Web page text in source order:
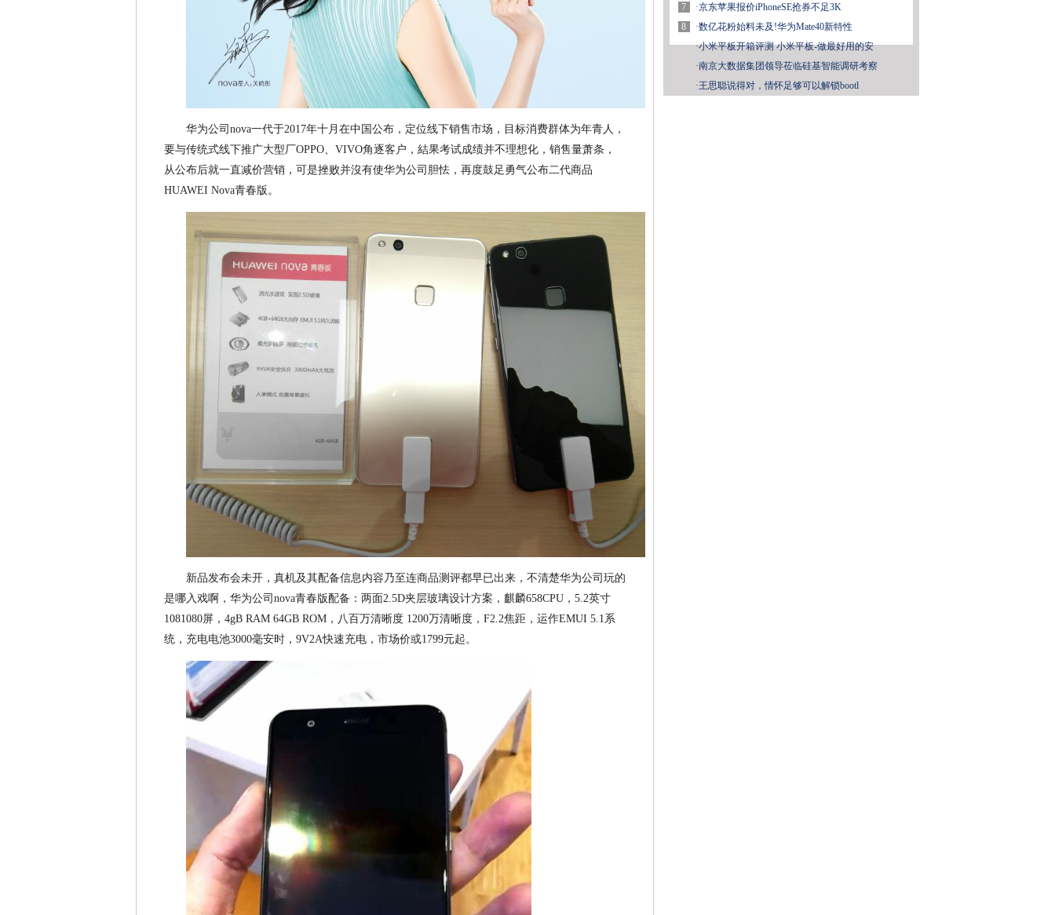
华为公司nova一代于2017年十月在中国公布，定位线下销售市场，目标消费群体为年青人，
要与传统式线下推广大型厂OPPO、VIVO角逐客户，結果考试成绩并不理想化，销售量萧条，
从公布后就一直减价营销，可是挫败并沒有使华为公司胆怯，再度鼓足勇气公布二代商品
HUAWEI Nova青春版。
新品发布会未开，真机及其配备信息内容乃至连商品测评都早已出来，不清楚华为公司玩的
是哪入戏啊，华为公司nova青春版配备：两面2.5D夹层玻璃设计方案，麒麟658CPU，5.2英寸
1081080屏，4gB RAM 64GB ROM，八百万清晰度 1200万清晰度，F2.2焦距，运作EMUI 5.1系
统，充电电池3000毫安时，9V2A快速充电，市场价或1799元起。
7
8
·京东苹果报价iPhoneSE抢券不足3K
·数亿花粉始料未及!华为Mate40新特性
·小米平板开箱评测 小米平板-做最好用的安
·南京大数据集团领导莅临硅基智能调研考察
·王思聪说得对，情怀足够可以解锁bootl